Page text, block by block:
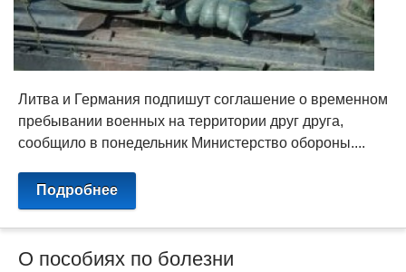
Литва и Германия подпишут соглашение о временном
пребывании военных на территории друг друга,
сообщило в понедельник Министерство обороны....
Подробнее
О пособиях по болезни